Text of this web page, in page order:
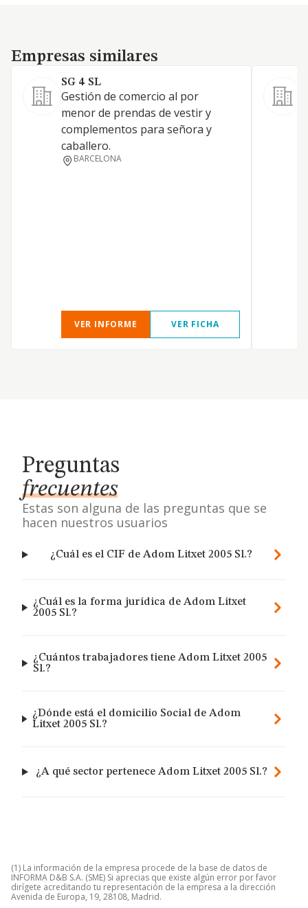
Empresas similares
Empresas similares
SG 4 SL
Gestión de comercio al por
menor de prendas de vestir y
complementos para señora y
caballero.
BARCELONA
VER INFORME VER FICHA
Preguntas
frecuentes
Estas son alguna de las preguntas que se
hacen nuestros usuarios
¿Cuál es el CIF de Adom Litxet 2005 Sl.?
¿Cuál es la forma jurídica de Adom Litxet
2005 Sl.?
¿Cuántos trabajadores tiene Adom Litxet 2005
Sl.?
¿Dónde está el domicilio Social de Adom
Litxet 2005 Sl.?
¿A qué sector pertenece Adom Litxet 2005 Sl.?
(1) La información de la empresa procede de la base de datos de
INFORMA D&B S.A. (SME) Si aprecias que existe algún error por favor
dirígete acreditando tu representación de la empresa a la dirección
Avenida de Europa, 19, 28108, Madrid.